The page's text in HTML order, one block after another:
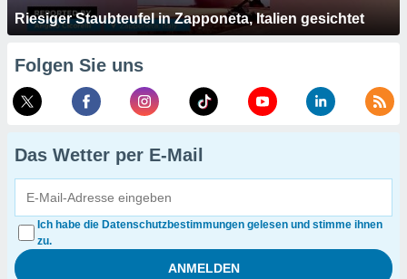
Riesiger Staubteufel in Zapponeta, Italien gesichtet
Folgen Sie uns
Das Wetter per E-Mail
Ich habe die Datenschutzbestimmungen gelesen und stimme ihnen
zu.